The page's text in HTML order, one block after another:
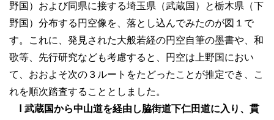
野国）および同県に接する埼玉県（武蔵国）と栃木県（下
野国）分布する円空像を、落とし込んでみたのが図１で
す。これに、発見された大般若経の円空自筆の墨書や、和
歌等、先行研究なども考慮すると、円空は上野国におい
て、おおよそ次の３ルートをたどったことが推定でき、こ
れを順次踏査することとしました。
Ⅰ 武蔵国から中山道を経由し脇街道下仁田道に入り、貫